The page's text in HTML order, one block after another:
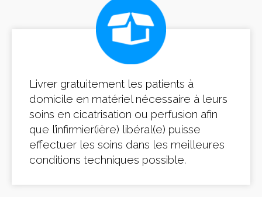
Livrer gratuitement les patients à
domicile en matériel nécessaire à leurs
soins en cicatrisation ou perfusion afin
que l’infirmier(ière) libéral(e) puisse
effectuer les soins dans les meilleures
conditions techniques possible.